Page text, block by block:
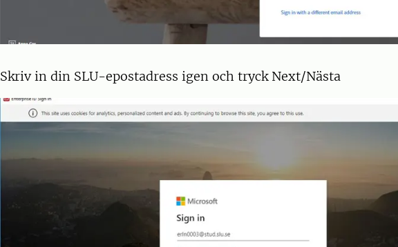
Skriv in din SLU-epostadress igen och tryck Next/Nästa